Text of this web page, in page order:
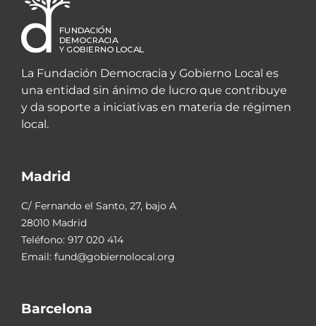
La Fundación Democracia y Gobierno Local es
una entidad sin ánimo de lucro que contribuye
y da soporte a iniciativas en materia de régimen
local.
Madrid
C/ Fernando el Santo, 27, bajo A
28010 Madrid
Teléfono: 917 020 414
Email: fund@gobiernolocal.org
Barcelona